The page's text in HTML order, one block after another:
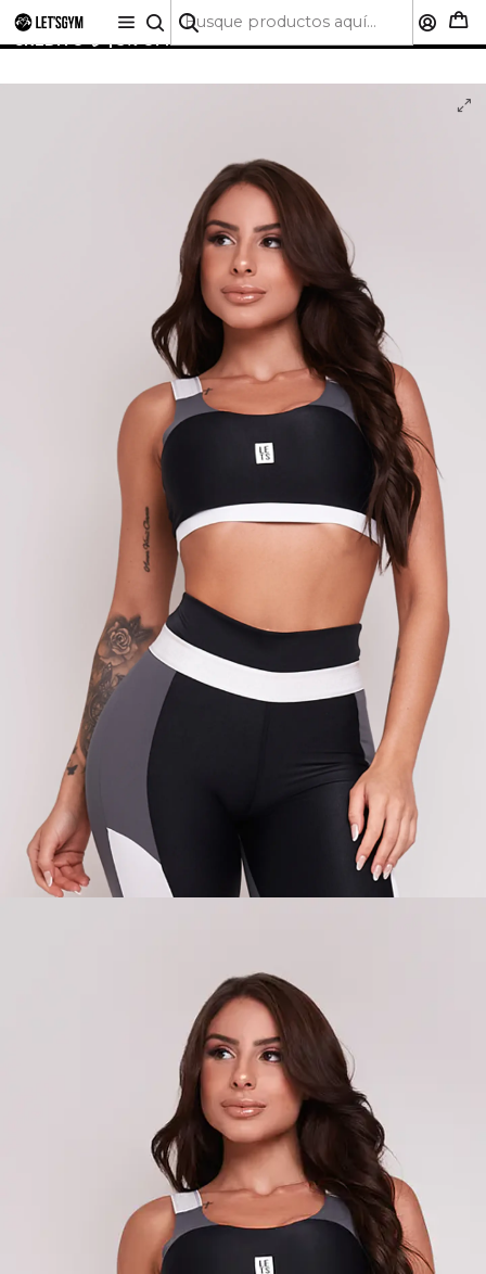
🚚 ENVÍO GRATIS A TODO CHILE SOBRE $50.000 | HASTA
6 CUOTAS SIN INTERÉS CON CUALQUIER TARJETA DE
CRÉDITO 💳 | 5% OFF PRIMERA COMPRA